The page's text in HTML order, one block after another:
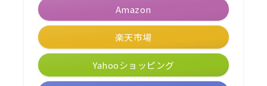
Amazon
楽天市場
Yahooショッピング